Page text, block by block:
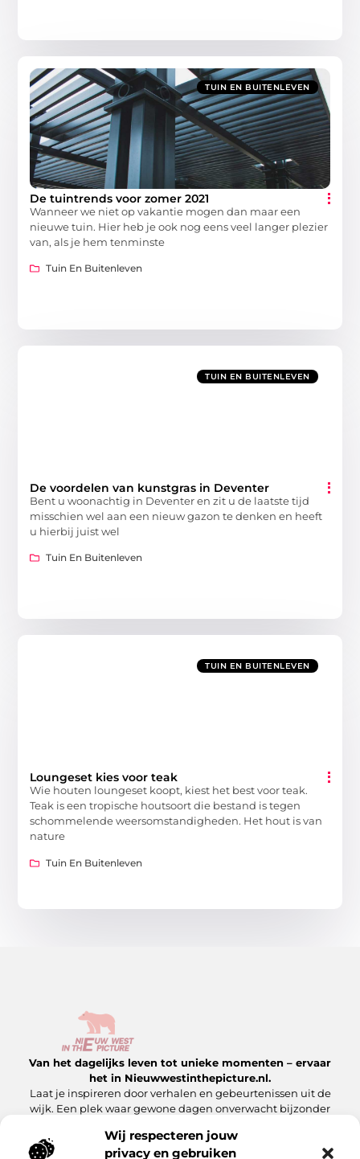
Wij respecteren jouw
privacy en gebruiken
TUIN EN BUITENLEVEN
De tuintrends voor zomer 2021
Wanneer we niet op vakantie mogen dan maar een
nieuwe tuin. Hier heb je ook nog eens veel langer plezier
van, als je hem tenminste
Tuin En Buitenleven
TUIN EN BUITENLEVEN
De voordelen van kunstgras in Deventer
Bent u woonachtig in Deventer en zit u de laatste tijd
misschien wel aan een nieuw gazon te denken en heeft
u hierbij juist wel
Tuin En Buitenleven
TUIN EN BUITENLEVEN
Loungeset kies voor teak
Wie houten loungeset koopt, kiest het best voor teak.
Teak is een tropische houtsoort die bestand is tegen
schommelende weersomstandigheden. Het hout is van
nature
Tuin En Buitenleven
Van het dagelijks leven tot unieke momenten – ervaar
het in Nieuwwestinthepicture.nl.
Laat je inspireren door verhalen en gebeurtenissen uit de
wijk. Een plek waar gewone dagen onverwacht bijzonder